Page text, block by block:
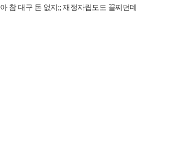
아 참 대구 돈 없지;; 재정자립도도 꼴찌던데